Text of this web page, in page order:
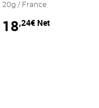
au panier
20g / France
18,24€ Net